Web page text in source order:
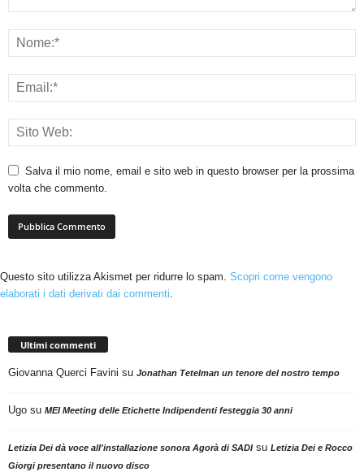
Salva il mio nome, email e sito web in questo browser per la prossima
volta che commento.
Questo sito utilizza Akismet per ridurre lo spam. Scopri come vengono
elaborati i dati derivati dai commenti.
Ultimi commenti
Giovanna Querci Favini su Jonathan Tetelman un tenore del nostro tempo
Ugo su MEI Meeting delle Etichette Indipendenti festeggia 30 anni
Letizia Dei dà voce all'installazione sonora Agorà di SADIsu Letizia Dei e Rocco
Giorgi presentano il nuovo disco